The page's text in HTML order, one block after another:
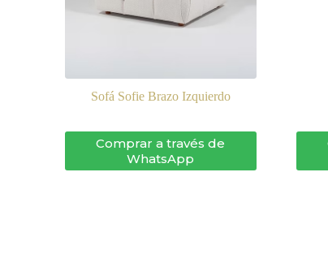
Sofá Sofie Brazo Izquierdo
Comprar a través de
WhatsApp